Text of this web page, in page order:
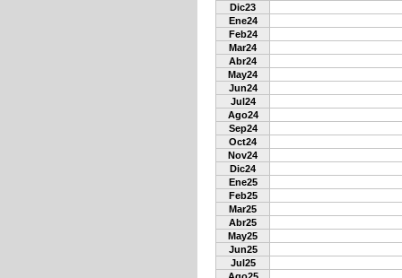
Dic23
Ene24
Feb24
Mar24
Abr24
May24
Jun24
Jul24
Ago24
Sep24
Oct24
Nov24
Dic24
Ene25
Feb25
Mar25
Abr25
May25
Jun25
Jul25